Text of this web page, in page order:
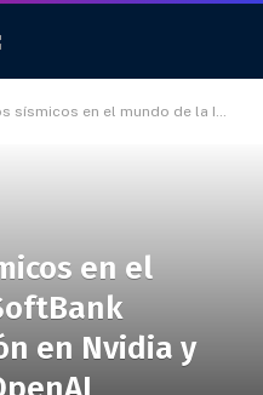
de la IA: SoftBank liquida su posición en Nvidia y apuesta todo a OpenAI
en el
en Nvidia y